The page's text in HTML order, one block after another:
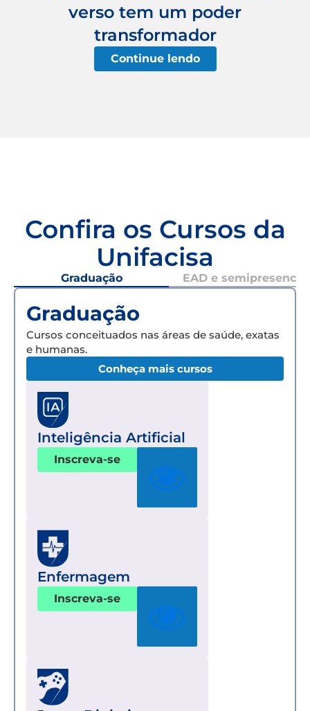
verso tem um poder
transformador
Continue lendo
Confira os Cursos da
Unifacisa
Graduação EAD e semipresencial
Graduação
Cursos conceituados nas áreas de saúde, exatas
e humanas.
Conheça mais cursos
Inteligência Artificial
Inscreva-se
Enfermagem
Inscreva-se